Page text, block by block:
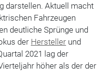
darstellen. Aktuell macht
Fahrzeugen
deutliche Sprünge und
der Herstellerund
2021 lag der
höher als der der